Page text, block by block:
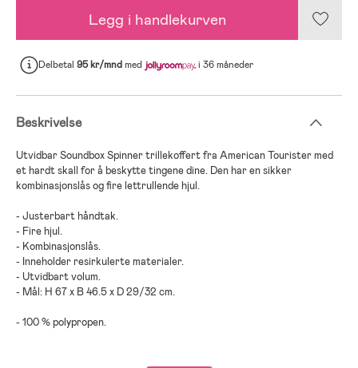
Legg i handlekurven
Delbetal 95 kr/mndmed i 36 måneder
Beskrivelse
Utvidbar Soundbox Spinner trillekoffert fra American Tourister med
et hardt skall for å beskytte tingene dine. Den har en sikker
kombinasjonslås og fire lettrullende hjul.
- Justerbart håndtak.
- Fire hjul.
- Kombinasjonslås.
- Inneholder resirkulerte materialer.
- Utvidbart volum.
- Mål: H 67 x B 46.5 x D 29/32 cm.
- 100 % polypropen.